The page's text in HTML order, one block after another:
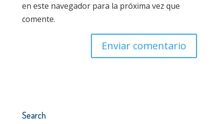
en este navegador para la próxima vez que
comente.
Search